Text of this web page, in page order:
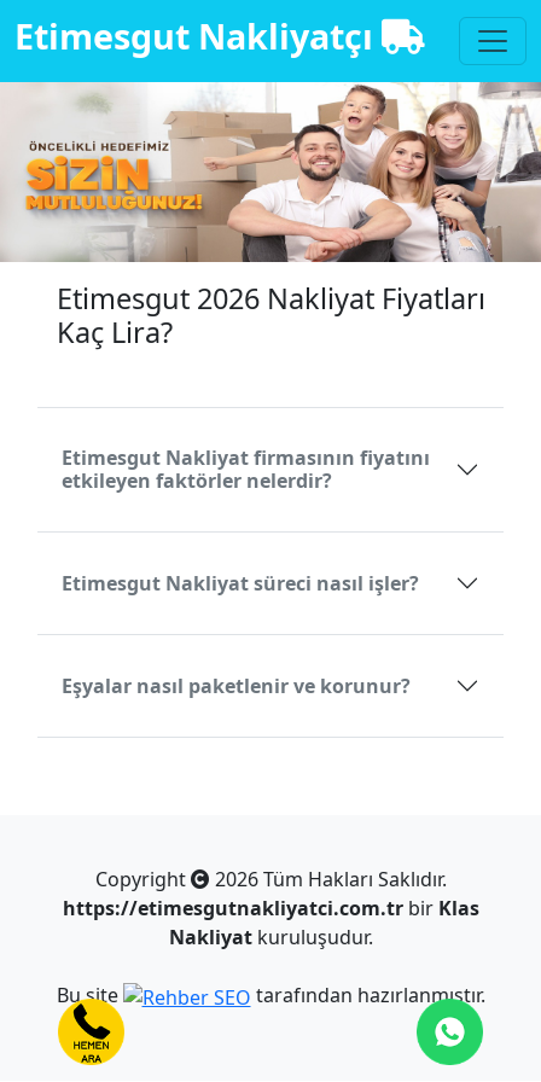
Etimesgut Nakliyatçı
Etimesgut 2026 Nakliyat Fiyatları
Kaç Lira?
Etimesgut Nakliyat firmasının fiyatını
etkileyen faktörler nelerdir?
Etimesgut Nakliyat süreci nasıl işler?
Eşyalar nasıl paketlenir ve korunur?
Copyright
2026 Tüm Hakları Saklıdır.
https://etimesgutnakliyatci.com.trbir Klas
Nakliyatkuruluşudur.
Bu site tarafından hazırlanmıştır.